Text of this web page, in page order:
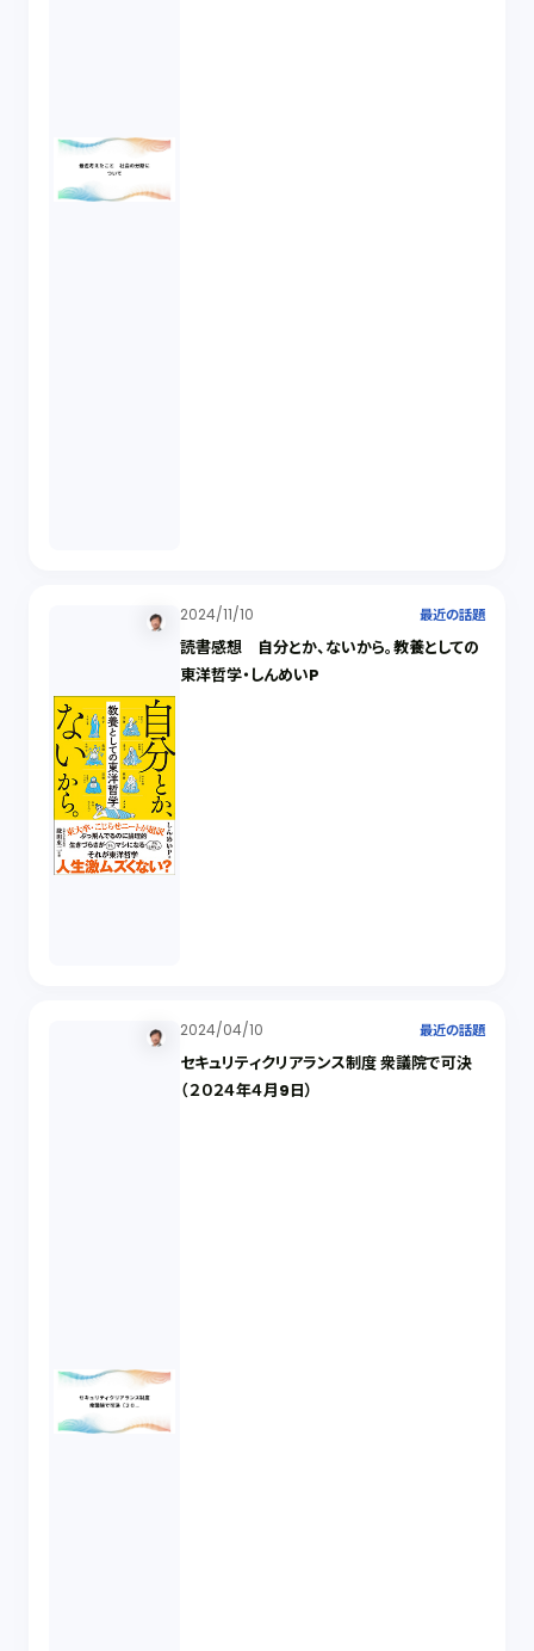
2024/11/10 最近の話題
読書感想 自分とか、ないから。教養としての
東洋哲学・しんめいP
2024/04/10 最近の話題
セキュリティクリアランス制度 衆議院で可決
（２０２４年４月9日）